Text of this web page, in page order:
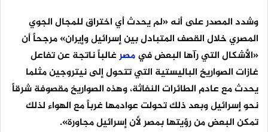
وشدد المصدر على أنه «لم يحدث أي اختراق للمجال الجوي
المصري خلال القصف المتبادل بين إسرائيل وإيران» مرجحاً أن
«الأشكال التي رآها البعض فيمصرغالباً ناتجة عن تفاعل
غازات الصواريخ الباليستية التي تتحول إلى نيتروجين مثلما
يحدث مع عادم الطائرات النفاثة، وهذه الصواريخ مقصوفة شرقاً
نحو إسرائيل وبعد ذلك تحولت عوادمها غرباً مع الهواء لذلك
تمكن البعض من رؤيتها بمصر لأن إسرائيل مجاورة».